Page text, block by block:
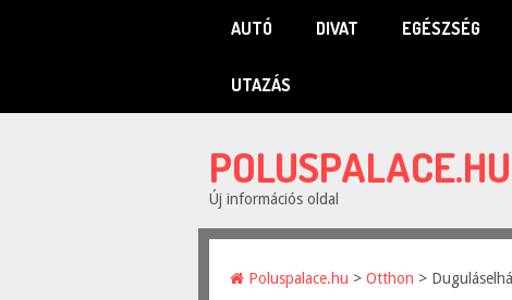
AUTÓ DIVAT EGÉSZSÉG
UTAZÁS
POLUSPALACE.HU
Új információs oldal
Poluspalace.hu >Otthon >